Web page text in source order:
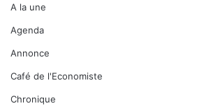
A la une
Agenda
Annonce
Café de l'Economiste
Chronique